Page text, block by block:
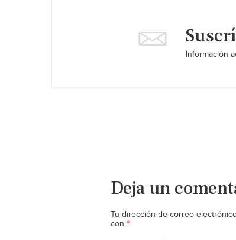
Información
Deja un
Tu dirección de correo
con *